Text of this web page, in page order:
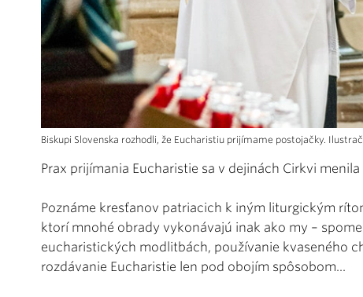
Biskupi Slovenska rozhodli, že Eucharistiu prijímame postojačky.
Prax prijímania Eucharistie sa v dejinách Cirkvi
Poznáme kresťanov patriacich k iným liturgickým
ktorí mnohé obrady vykonávajú inak ako my –
eucharistických modlitbách, používanie kvaseného
rozdávanie Eucharistie len pod obojím spôsobom...